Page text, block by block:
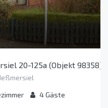
20-125a (Objekt 98358)
4Gäste